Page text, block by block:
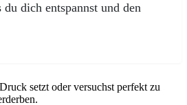
dich entspannst und den
setzt oder versuchst perfekt zu